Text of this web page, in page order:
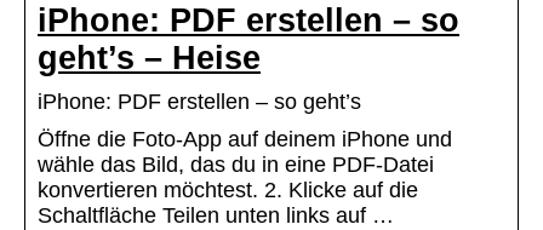
iPhone: PDF erstellen – so
geht’s – Heise
iPhone: PDF erstellen – so geht’s
Öffne die Foto-App auf deinem iPhone und
wähle das Bild, das du in eine PDF-Datei
konvertieren möchtest. 2. Klicke auf die
Schaltfläche Teilen unten links auf …